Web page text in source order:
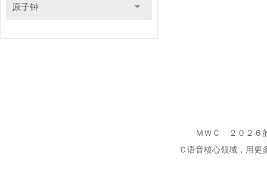
原子钟
ＭＷＣ ２０２６
Ｃ语音核心领域，用更